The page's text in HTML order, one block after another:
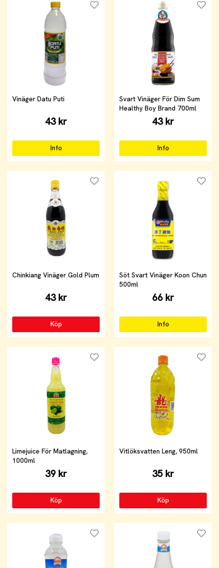
Vinäger Datu Puti
43 kr
Info
Svart Vinäger För Dim Sum
Healthy Boy Brand 700ml
43 kr
Info
Chinkiang Vinäger Gold Plum
43 kr
Köp
Söt Svart Vinäger Koon Chun
500ml
66 kr
Info
Limejuice För Matlagning,
1000ml
39 kr
Köp
Vitlöksvatten Leng, 950ml
35 kr
Köp